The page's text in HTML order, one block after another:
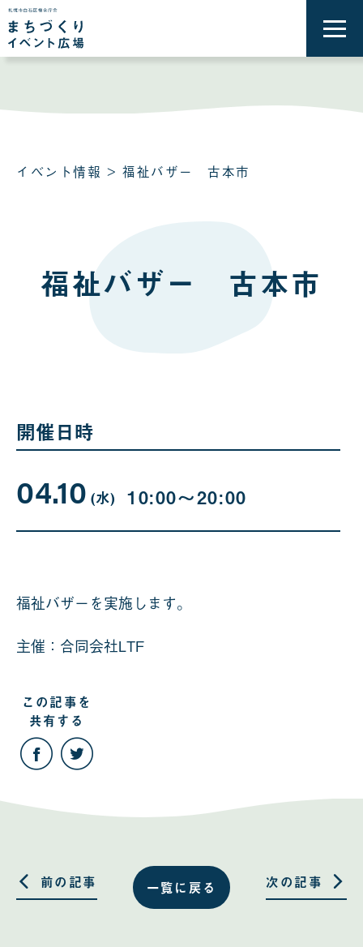
ニ
イベント情報 > 福祉バザー 古本市
福祉バザー 古本市
開催日時
04.10月
日
(水日
) 10:00〜20:00
福祉バザーを実施します。
主催：合同会社LTF
この記事を
共有する
こ
の
記
Facebook
る
Twitter
る 一覧に戻る
前の記事 次の記事